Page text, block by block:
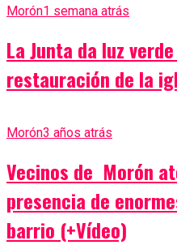
Morón1 semana atrás
La Junta da luz
restauración de la
Morón3 años atrás
Vecinos de Morón
presencia de
barrio (+Vídeo)